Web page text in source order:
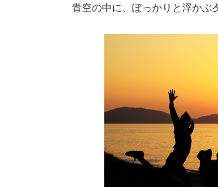
青空の中に、ぽっかりと浮かぶ